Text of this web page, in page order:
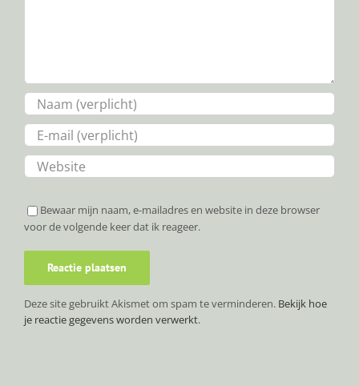
Bewaar mijn naam, e-mailadres en website in deze browser
voor de volgende keer dat ik reageer.
Deze site gebruikt Akismet om spam te verminderen. Bekijk hoe
je reactie gegevens worden verwerkt.